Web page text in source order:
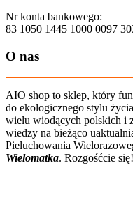
Nr konta bankowego:
83 1050 1445 1000 0097
O nas
AIO shop to sklep, który
do ekologicznego stylu
wielu wiodących polskich i
wiedzy na bieżąco
Pieluchowania
Wielomatka. Rozgośćcie się!